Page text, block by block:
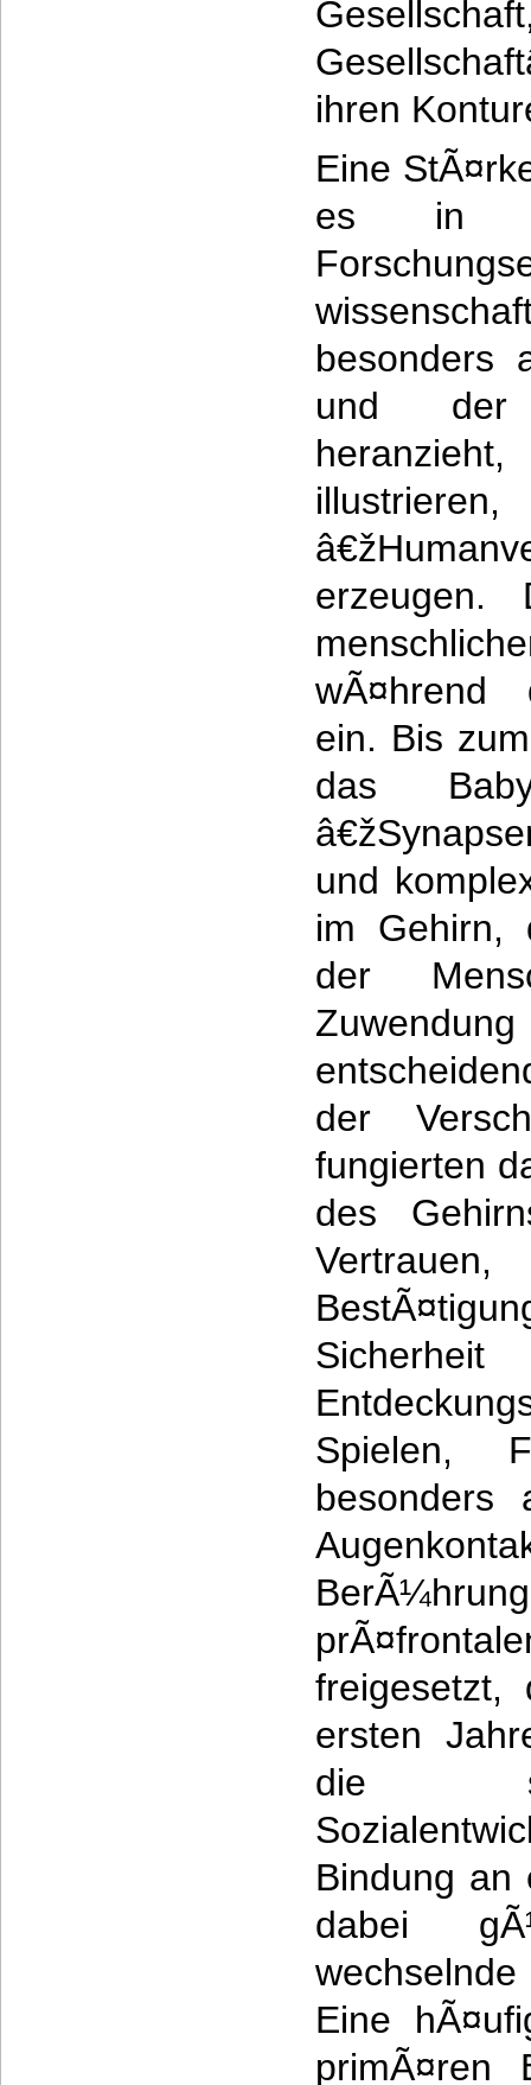
ihren
Eine
es in
besonders
und der
erzeugen.
wÃ¤hrend
ein. Bis
das
und
im Gehirn,
der
der
fungierten
des
Spielen,
besonders
ersten
die
Bindung an
dabei
Eine
primÃ¤ren